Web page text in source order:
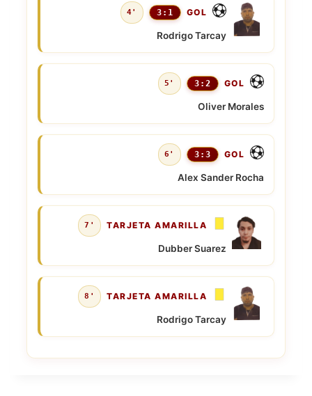
4' 3:1 GOL
Rodrigo Tarcay
5' 3:2 GOL
Oliver Morales
6' 3:3 GOL
Alex Sander Rocha
7' TARJETA AMARILLA
Dubber Suarez
8' TARJETA AMARILLA
Rodrigo Tarcay